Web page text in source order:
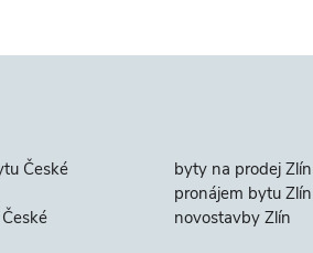
České
byty na prodej Zlín
pronájem bytu Zlín
novostavby Zlín